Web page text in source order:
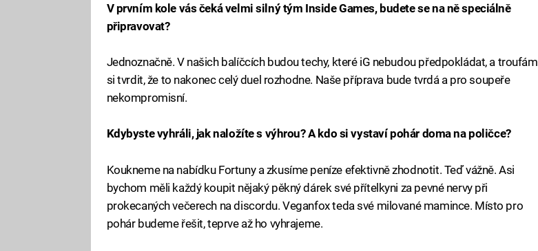
V prvním kole vás čeká velmi silný tým Inside Games, budete se na ně speciálně
připravovat?
Jednoznačně. V našich balíčcích budou techy, které iG nebudou předpokládat, a troufám
si tvrdit, že to nakonec celý duel rozhodne. Naše příprava bude tvrdá a pro soupeře
nekompromisní.
Kdybyste vyhráli, jak naložíte s výhrou? A kdo si vystaví pohár doma na poličce?
Koukneme na nabídku Fortuny a zkusíme peníze efektivně zhodnotit. Teď vážně. Asi
bychom měli každý koupit nějaký pěkný dárek své přítelkyni za pevné nervy při
prokecaných večerech na discordu. Veganfox teda své milované mamince. Místo pro
pohár budeme řešit, teprve až ho vyhrajeme.